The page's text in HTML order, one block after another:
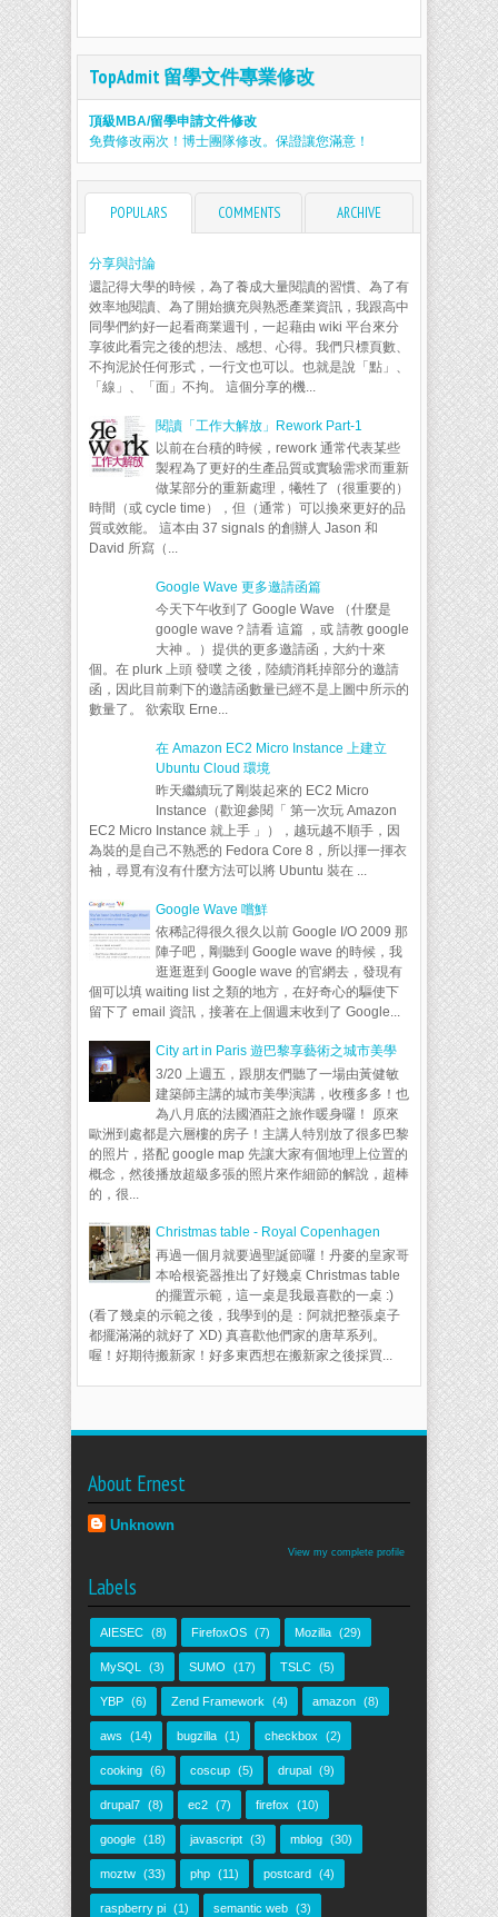
TopAdmit 留學文件專業修改
頂級MBA/留學申請文件修改
免費修改兩次！博士團隊修改。保證讓您滿意！
POPULARS COMMENTS ARCHIVE
分享與討論
還記得大學的時候，為了養成大量閱讀的習慣、為了有
效率地閱讀、為了開始擴充與熟悉產業資訊，我跟高中
同學們約好一起看商業週刊，一起藉由 wiki 平台來分
享彼此看完之後的想法、感想、心得。我們只標頁數、
不拘泥於任何形式，一行文也可以。也就是說「點」、
「線」、「面」不拘。 這個分享的機...
閱讀「工作大解放」Rework Part-1
以前在台積的時候，rework 通常代表某些
製程為了更好的生產品質或實驗需求而重新
做某部分的重新處理，犧牲了（很重要的）
時間（或 cycle time），但（通常）可以換來更好的品
質或效能。 這本由 37 signals 的創辦人 Jason 和
David 所寫（...
Google Wave 更多邀請函篇
今天下午收到了 Google Wave （什麼是
google wave？請看 這篇 ，或 請教 google
大神 。）提供的更多邀請函，大約十來
個。在 plurk 上頭 發噗 之後，陸續消耗掉部分的邀請
函，因此目前剩下的邀請函數量已經不是上圖中所示的
數量了。 欲索取 Erne...
在 Amazon EC2 Micro Instance 上建立
Ubuntu Cloud 環境
昨天繼續玩了剛裝起來的 EC2 Micro
Instance（歡迎參閱「 第一次玩 Amazon
EC2 Micro Instance 就上手 」），越玩越不順手，因
為裝的是自己不熟悉的 Fedora Core 8，所以揮一揮衣
袖，尋覓有沒有什麼方法可以將 Ubuntu 裝在 ...
Google Wave 嚐鮮
依稀記得很久很久以前 Google I/O 2009 那
陣子吧，剛聽到 Google wave 的時候，我
逛逛逛到 Google wave 的官網去，發現有
個可以填 waiting list 之類的地方，在好奇心的驅使下
留下了 email 資訊，接著在上個週末收到了 Google...
City art in Paris 遊巴黎享藝術之城市美學
3/20 上週五，跟朋友們聽了一場由黃健敏
建築師主講的城市美學演講，收穫多多！也
為八月底的法國酒莊之旅作暖身囉！ 原來
歐洲到處都是六層樓的房子！主講人特別放了很多巴黎
的照片，搭配 google map 先讓大家有個地理上位置的
概念，然後播放超級多張的照片來作細節的解說，超棒
的，很...
Christmas table - Royal Copenhagen
再過一個月就要過聖誕節囉！丹麥的皇家哥
本哈根瓷器推出了好幾桌 Christmas table
的擺置示範，這一桌是我最喜歡的一桌 :)
(看了幾桌的示範之後，我學到的是：阿就把整張桌子
都擺滿滿的就好了 XD) 真喜歡他們家的唐草系列。
喔！好期待搬新家！好多東西想在搬新家之後採買...
About Ernest
Unknown
View my complete profile
Labels
AIESEC (8) FirefoxOS (7) Mozilla (29)
MySQL (3) SUMO (17) TSLC (5)
YBP (6) Zend Framework (4) amazon (8)
aws (14) bugzilla (1) checkbox (2)
cooking (6) coscup (5) drupal (9)
drupal7 (8) ec2 (7) firefox (10)
google (18) javascript (3) mblog (30)
moztw (33) php (11) postcard (4)
raspberry pi (1) semantic web (3)